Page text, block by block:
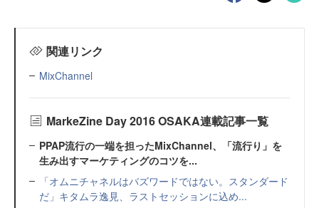
関連リンク
MixChannel
MarkeZine Day 2016 OSAKA連載記事一覧
PPAP流行の一端を担ったMixChannel、「流行り」を
生み出すマーケティングのコツを...
「オムニチャネルはバズワードではない。スタンダード
だ」キタムラ逸見、ラストセッションに込め...